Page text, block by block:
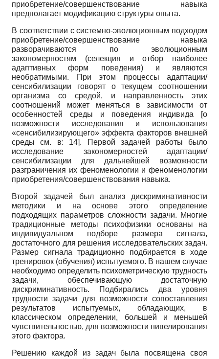
приобретение/совершенствование навыка
предполагает модификацию структуры опыта.
В соответствии с системно-эволюционным подходом
приобретение/совершенствование навыка
разворачиваются по эволюционным
закономерностям (селекция и отбор наиболее
адаптивных форм поведения) и являются
необратимыми. При этом процессы адаптации/
сенсибилизации говорят о текущем соотношении
организма со средой, и направленность этих
соотношений может меняться в зависимости от
особенностей среды и поведения индивида [о
возможности исследования и использования
«сенсибилизирующего» эффекта факторов внешней
среды см. в: 14]. Первой задачей работы было
исследование закономерностей адаптации/
сенсибилизации для дальнейшей возможности
разграничения их феноменологии и феноменологии
приобретения/совершенствования навыка.
Второй задачей был анализ дискриминативности
методики и на основе этого определение
подходящих параметров сложности задачи. Многие
традиционные методы психофизики основаны на
индивидуальном подборе размера сигнала,
достаточного для решения исследовательских задач.
Размер сигнала традиционно подбирается в ходе
тренировок (обучения) испытуемого. В нашем случае
необходимо определить психометрическую трудность
задачи, обеспечивающую достаточную
дискриминативность. Подбирались два уровня
трудности задачи для возможности сопоставления
результатов испытуемых, обладающих, в
классическом определении, большей и меньшей
чувствительностью, для возможности нивелирования
этого фактора.
Решению каждой из задач была посвящена своя